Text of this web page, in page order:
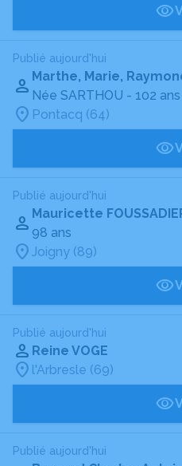
Publié aujourd'hui
Marthe, Marie,
Née SARTHOU - 102 ans
Pontacq (64)
Publié aujourd'hui
Mauricette
98 ans
Joigny (89)
Publié aujourd'hui
Reine VOGE
l'Arbresle (69)
Publié aujourd'hui